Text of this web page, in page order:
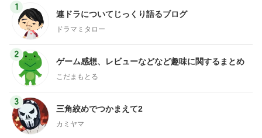
1
連ドラについてじっくり語るブログ
ドラマミタロー
2
ゲーム感想、レビューなどなど趣味に関するまとめ
こだまもとる
3
三角絞めでつかまえて2
カミヤマ